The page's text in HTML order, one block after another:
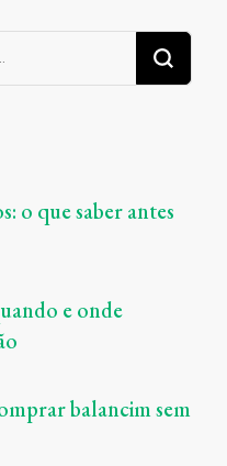
o que saber antes
e onde
balancim sem